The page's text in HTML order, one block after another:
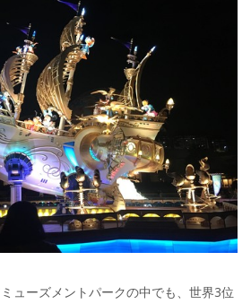
ューズメントパークの中でも、世界3位